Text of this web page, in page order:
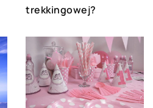
trekkingowej?